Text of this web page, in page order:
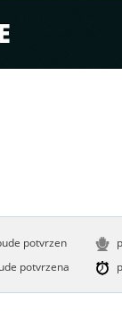
potvrzen
potvrzena